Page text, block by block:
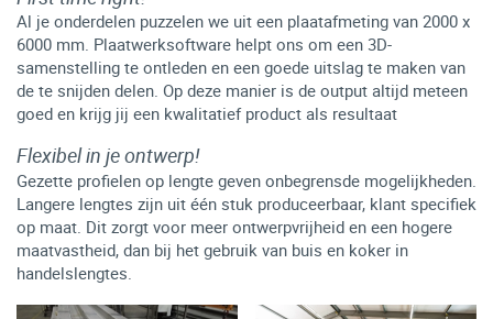
Al je onderdelen puzzelen we uit een plaatafmeting van 2000 x
6000 mm. Plaatwerksoftware helpt ons om een 3D-
samenstelling te ontleden en een goede uitslag te maken van
de te snijden delen. Op deze manier is de output altijd meteen
goed en krijg jij een kwalitatief product als resultaat
Flexibel in je ontwerp!
Gezette profielen op lengte geven onbegrensde mogelijkheden.
Langere lengtes zijn uit één stuk produceerbaar, klant specifiek
op maat. Dit zorgt voor meer ontwerpvrijheid en een hogere
maatvastheid, dan bij het gebruik van buis en koker in
handelslengtes.